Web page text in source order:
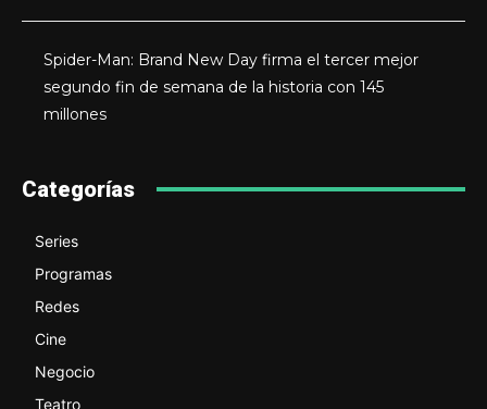
Spider-Man: Brand New Day firma el tercer mejor
segundo fin de semana de la historia con 145
millones
Categorías
Series
Programas
Redes
Cine
Negocio
Teatro